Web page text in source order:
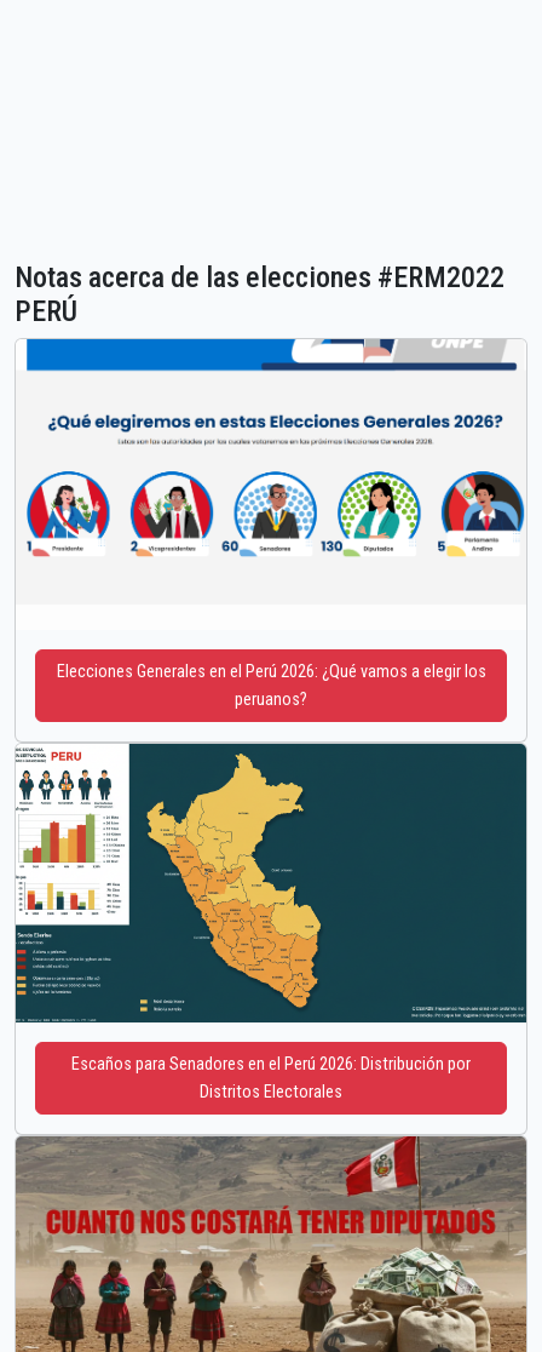
Notas acerca de las elecciones #ERM2022
PERÚ
Elecciones Generales en el Perú 2026: ¿Qué vamos a elegir los
peruanos?
Escaños para Senadores en el Perú 2026: Distribución por
Distritos Electorales